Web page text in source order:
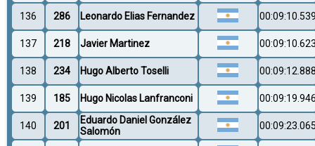
136 286 Leonardo Elias Fernandez
137 218 Javier Martinez
138 234 Hugo Alberto Toselli
139 185 Hugo Nicolas Lanfranconi
140 201
Eduardo Daniel González
Salomón